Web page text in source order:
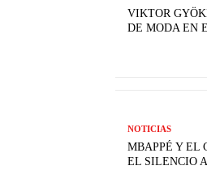
VIKTOR
DE MODA EN
NOTICIAS
MBAPPÉ Y EL
EL SILENCIO